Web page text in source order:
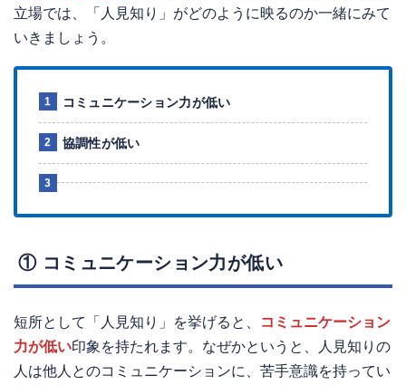
立場では、「人見知り」がどのように映るのか一緒にみて
いきましょう。
コミュニケーション力が低い
協調性が低い
① コミュニケーション力が低い
短所として「人見知り」を挙げると、
コミュニケーション
力が低い印象を持たれます。なぜかというと、人見知りの
人は他人とのコミュニケーションに、苦手意識を持ってい